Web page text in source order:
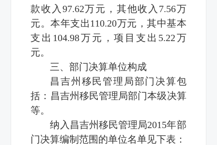
款收入97.62万元，其他收入7.56万
元。本年支出110.20万元，其中基本
支出104.98万元，项目支出5.22万
元。
三、部门决算单位构成
昌吉州移民管理局部门决算包
括：昌吉州移民管理局部门本级决算
等。
纳入昌吉州移民管理局2015年部
门决算编制范围的单位名单见下表：